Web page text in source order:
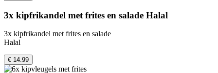
3x kipfrikandel met frites en salade Halal
3x kipfrikandel met frites en salade
Halal
€ 14.99